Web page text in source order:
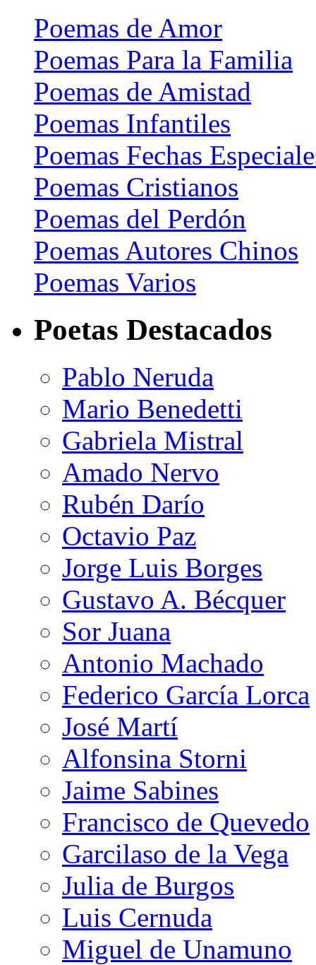
Poemas de Amor
Poemas Para la Familia
Poemas de Amistad
Poemas Infantiles
Poemas Fechas
Poemas Cristianos
Poemas del Perdón
Poemas Autores Chinos
Poemas Varios
Poetas Destacados
Pablo Neruda
Mario Benedetti
Gabriela Mistral
Amado Nervo
Rubén Darío
Octavio Paz
Jorge Luis Borges
Gustavo A. Bécquer
Sor Juana
Antonio Machado
Federico García Lorca
José Martí
Alfonsina Storni
Jaime Sabines
Francisco de Quevedo
Garcilaso de la Vega
Julia de Burgos
Luis Cernuda
Miguel de Unamuno